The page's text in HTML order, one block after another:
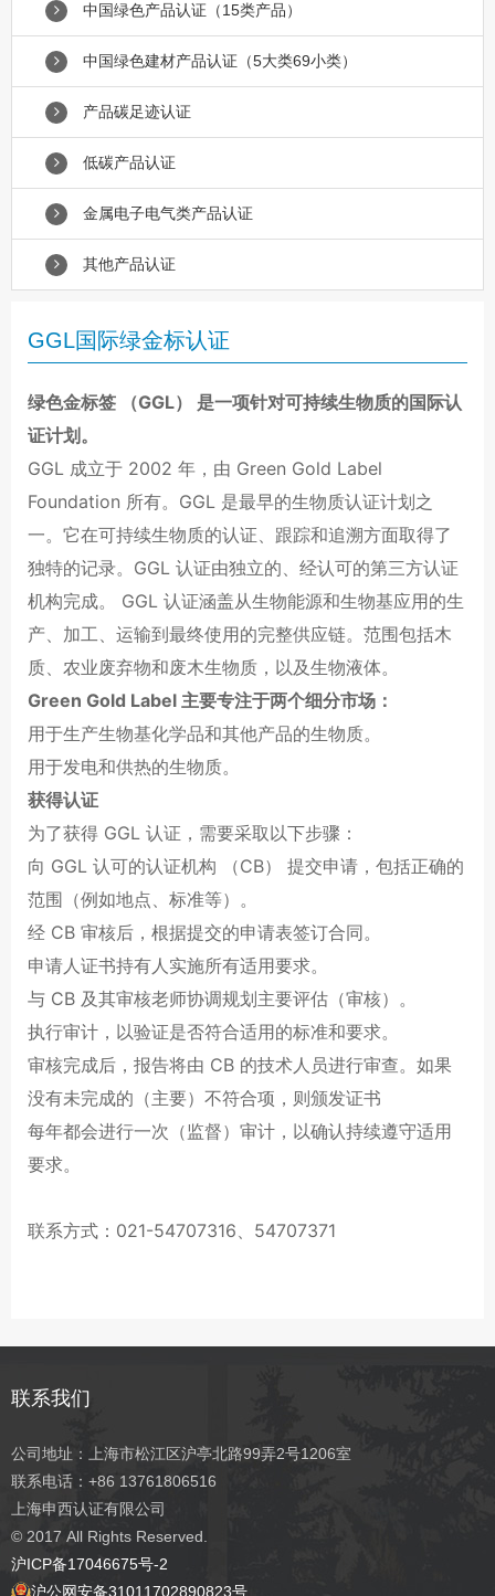
中国绿色产品认证（15类产品）
中国绿色建材产品认证（5大类69小类）
产品碳足迹认证
低碳产品认证
金属电子电气类产品认证
其他产品认证
GGL国际绿金标认证
绿色金标签 （GGL） 是一项针对可持续生物质的国际认
证计划。
GGL 成立于 2002 年，由 Green Gold Label
Foundation 所有。 GGL 是最早的生物质认证计划之
一。它在可持续生物质的认证、跟踪和追溯方面取得了
独特的记录。 GGL 认证由独立的、经认可的第三方认证
机构完成。
GGL 认证涵盖从生物能源和生物基应用的生
产、加工、运输到最终使用的完整供应链。范围包括木
质、农业废弃物和废木生物质，以及生物液体。
Green Gold Label 主要专注于两个细分市场：
用于生产生物基化学品和其他产品的生物质。
用于发电和供热的生物质。
获得认证
为了获得 GGL 认证，需要采取以下步骤：
向 GGL 认可的认证机构 （CB） 提交申请，包括正确的
范围（例如地点、标准等）。
经 CB 审核后，根据提交的申请表签订合同。
申请人证书持有人实施所有适用要求。
与 CB 及其审核老师协调规划主要评估（审核）。
执行审计，以验证是否符合适用的标准和要求。
审核完成后，报告将由 CB 的技术人员进行审查。如果
没有未完成的（主要）不符合项，则颁发证书
每年都会进行一次（监督）审计，以确认持续遵守适用
要求。
联系方式：021-54707316、54707371
联系我们
公司地址：上海市松江区沪亭北路99弄2号1206室
联系电话：+86 13761806516
上海申西认证有限公司
© 2017 All Rights Reserved.
沪ICP备17046675号-2
沪公网安备31011702890823号